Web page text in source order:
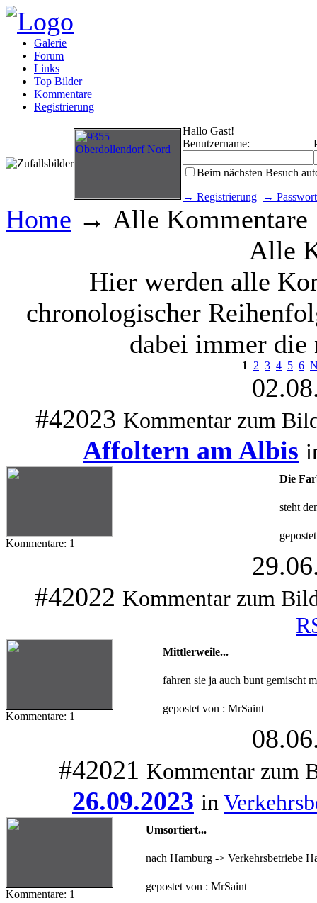
Galerie
Forum
Links
Top Bilder
Kommentare
Registrierung
Hallo Gast!
Benutzername:
Beim nächsten Besuch
→ Registrierung
→
Home → Alle Kommentare
Alle
Hier werden alle
chronologischer
dabei immer die
1 2 3 4 5 6
#42023 Kommentar zum
Affoltern am Albis
Kommentare: 1
Die
steht
#42022 Kommentar zum
Kommentare: 1
Mittlerweile...
fahren sie ja auch bunt gemischt
gepostet von : MrSaint
#42021 Kommentar zum
26.09.2023 in
Kommentare: 1
Umsortiert...
nach Hamburg -> Verkehrsbetriebe
gepostet von : MrSaint